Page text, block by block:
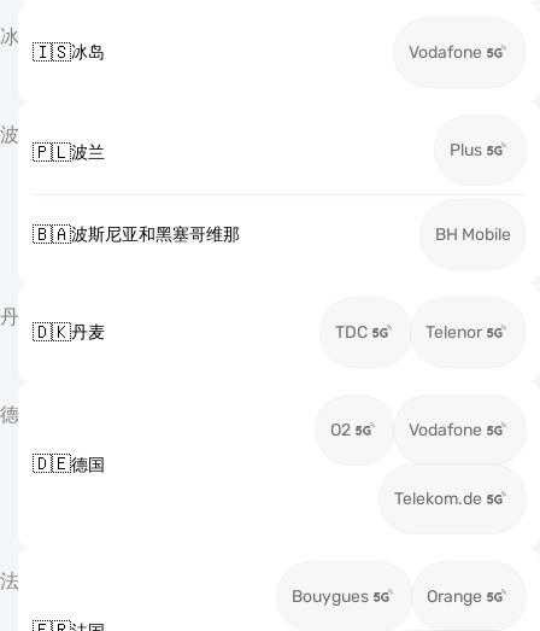
冰
🇮🇸冰岛 Vodafone
波
🇵🇱波兰 Plus
🇧🇦波斯尼亚和黑塞哥维那 BH Mobile
丹
🇩🇰丹麦 TDC Telenor
德
🇩🇪德国
O2 Vodafone
Telekom.de
法
Bouygues Orange